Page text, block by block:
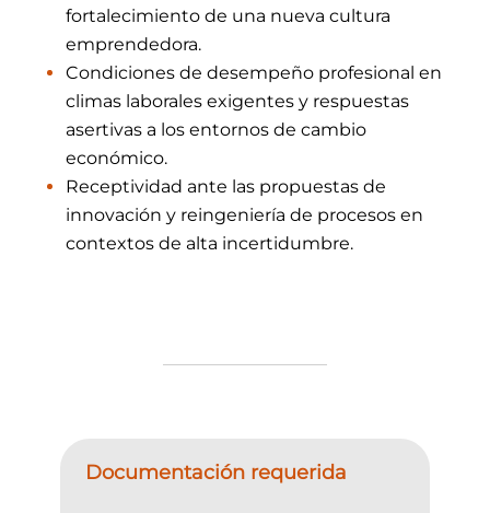
fortalecimiento de una nueva cultura
emprendedora.
Condiciones de desempeño profesional en
climas laborales exigentes y respuestas
asertivas a los entornos de cambio
económico.
Receptividad ante las propuestas de
innovación y reingeniería de procesos en
contextos de alta incertidumbre.
Documentación requerida